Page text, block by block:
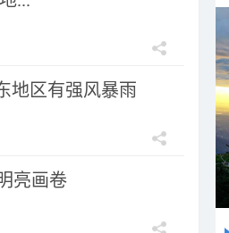
地区有强风暴雨
亮画卷